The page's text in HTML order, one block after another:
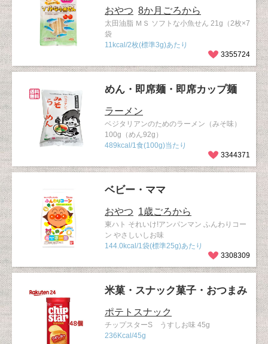
おやつ 8か月ごろから
太田油脂 ＭＳ ソフトな小魚せん 21g（2枚×7
袋
11kcal/2枚(標準3g)あたり
3355724
めん・即席麺・即席カップ麺
ラーメン
ベジタリアンのためのラーメン（みそ味）
100g（めん92g）
489kcal/1食(100g)当たり
3344371
ベビー・ママ
おやつ 1歳ごろから
東ハト それいけ!アンパンマン ふんわりコー
ン やさしいしお味
144.0kcal/1袋(標準25g)あたり
3308309
米菓・スナック菓子・おつまみ
ポテトスナック
チップスターS うすしお味 45g
236Kcal/45g